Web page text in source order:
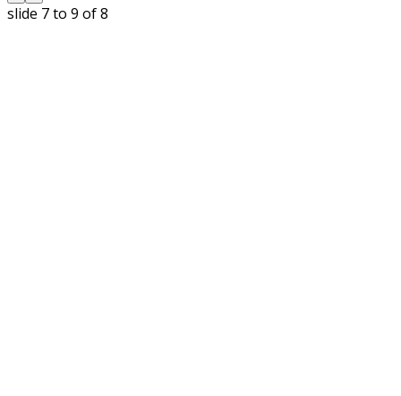
slide 7 to 9 of 8